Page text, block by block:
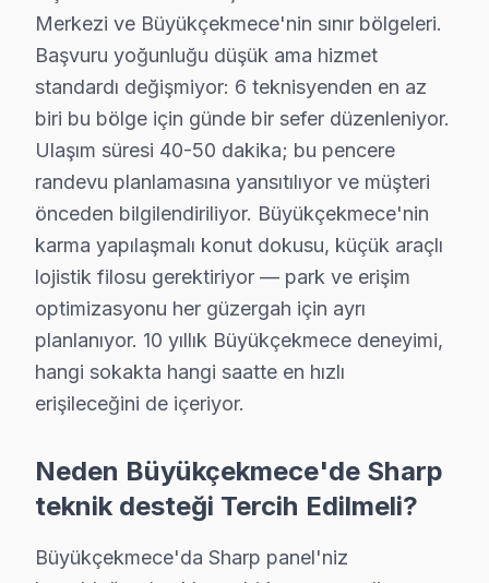
• Büyükçekmece'de Kart Arızaları: T-Con kartı,
• Büyükçekmece'de Yazılım Sorunları: Uygulama
• Büyükçekmece'de Bağlantı Sorunları: HDMI
Chip-level onarım kapasitemizle Büyükçekmece'deki
Sharp TV Teknik Rehberi: Panel, Teşhis ve
Büyükçekmece'de Sharp televizyon panel altyapısı
Büyükçekmece'de sharp, dünyanın önde gelen
Büyükçekmece bölgesinde işlemci ve yazılım tarafı
Büyükçekmece'de sharp'ın Aquos Vision Engine
Büyükçekmece servisimizde Sharp tamiri sırasında
1. Büyükçekmece'de IGZO panel arızasında
3. Büyükçekmece'de Quattron renk bozulmasında
4. Büyükçekmece'de 8K downscaling çipi
Büyükçekmece bu cihaz Onarım Fiyat Rehberi (2025):
Merkezi ve Büyükçekmece'nin sınır bölgeleri.
Başvuru yoğunluğu düşük ama hizmet
standardı değişmiyor: 6 teknisyenden en az
biri bu bölge için günde bir sefer düzenleniyor.
Ulaşım süresi 40-50 dakika; bu pencere
randevu planlamasına yansıtılıyor ve müşteri
önceden bilgilendiriliyor. Büyükçekmece'nin
karma yapılaşmalı konut dokusu, küçük araçlı
lojistik filosu gerektiriyor — park ve erişim
optimizasyonu her güzergah için ayrı
planlanıyor. 10 yıllık Büyükçekmece deneyimi,
hangi sokakta hangi saatte en hızlı
erişileceğini de içeriyor.
Neden Büyükçekmece'de Sharp
teknik desteği Tercih Edilmeli?
Büyükçekmece'da Sharp panel'niz